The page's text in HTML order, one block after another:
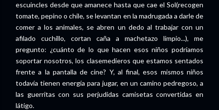
escuincles desde que amanece hasta que cae el Sol(recogen
tomate, pepino o chile, se levantan en la madrugada a darle de
comer a los animales, se abren un dedo al trabajar con un
afilado cuchillo, cortan caña a machetazo limpio...), me
pregunto: ¿cuánto de lo que hacen esos niños podríamos
soportar nosotros, los clasemedieros que estamos sentados
frente a la pantalla de cine? Y, al final, esos mismos niños
todavía tienen energía para jugar, en un camino pedregoso, a
las guerritas con sus perjudidas camisetas convertidas en
látigo.